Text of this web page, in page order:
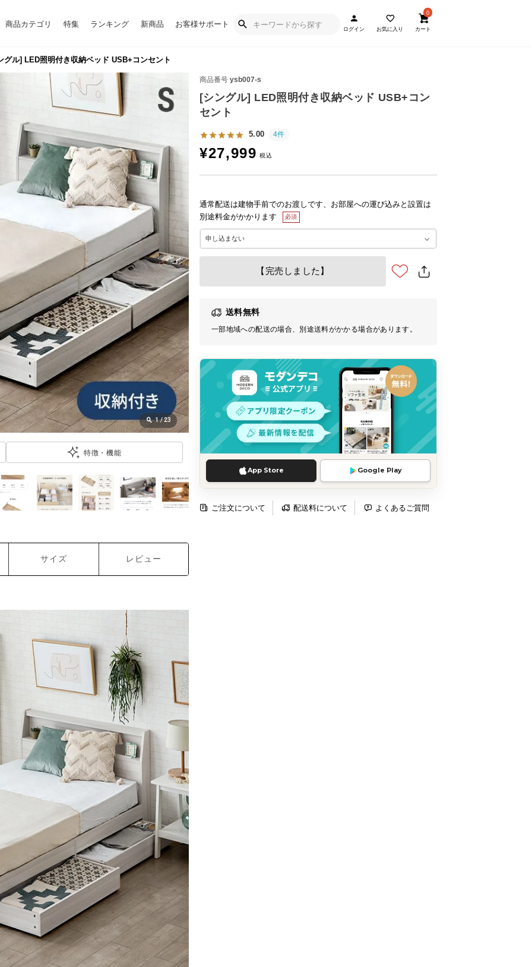
商品カテゴリ 特集 ランキング 新商品 お客様サポート
ログイン お気に入り
0
カート
グル] LED照明付き収納ベッド USB+コンセント
商品番号 ysb007-s
[シングル] LED照明付き収納ベッド USB+コン
セント
5.00 4件
¥27,999
通常配送は建物手前でのお渡しです、お部屋への運び込みと設置は
別途料金がかかります
【完売しました】
送料無料
一部地域への配送の場合、別途送料がかかる場合があります。
App Store Google Play
ご注文について 配送料について よくあるご質問
1/23
特徴・機能
サイズ レビュー